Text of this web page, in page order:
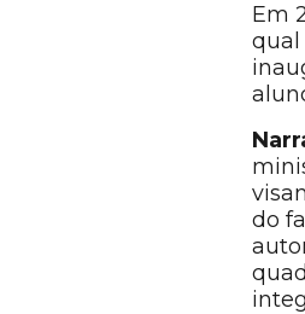
Em
qual
do